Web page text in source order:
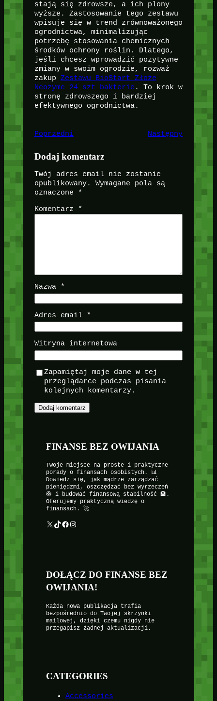
stają się zdrowsze, a ich plony
wyższe. Zastosowanie tego zestawu
wpisuje się w trend zrównoważonego
ogrodnictwa, minimalizując
potrzebę stosowania chemicznych
środków ochrony roślin. Dlatego,
jeśli chcesz wprowadzić pozytywne
zmiany w swoim ogrodzie, rozważ
zakup Zestawu BioStart Złoże
Neozyme 24 szt bakterie . To krok w
stronę zdrowszego i bardziej
efektywnego ogrodnictwa.
Poprzedni Następny
Dodaj komentarz
Twój adres email nie zostanie
opublikowany.
Wymagane pola są
oznaczone
*
Komentarz *
Nazwa *
Adres email *
Witryna internetowa
Zapamiętaj moje dane w tej
przeglądarce podczas pisania
kolejnych komentarzy.
FINANSE BEZ OWIJANIA
Twoje miejsce na proste i praktyczne
porady o finansach osobistych. 📊
Dowiedz się, jak mądrze zarządzać
pieniędzmi, oszczędzać bez wyrzeczeń
🛟 i budować finansową stabilność 🏦.
Oferujemy praktyczną wiedzę o
finansach. 🚀
X TikTok Facebook Instagram
DOŁĄCZ DO FINANSE BEZ
OWIJANIA!
Każda nowa publikacja trafia
bezpośrednio do Twojej skrzynki
mailowej, dzięki czemu nigdy nie
przegapisz żadnej aktualizacji.
CATEGORIES
Accessories